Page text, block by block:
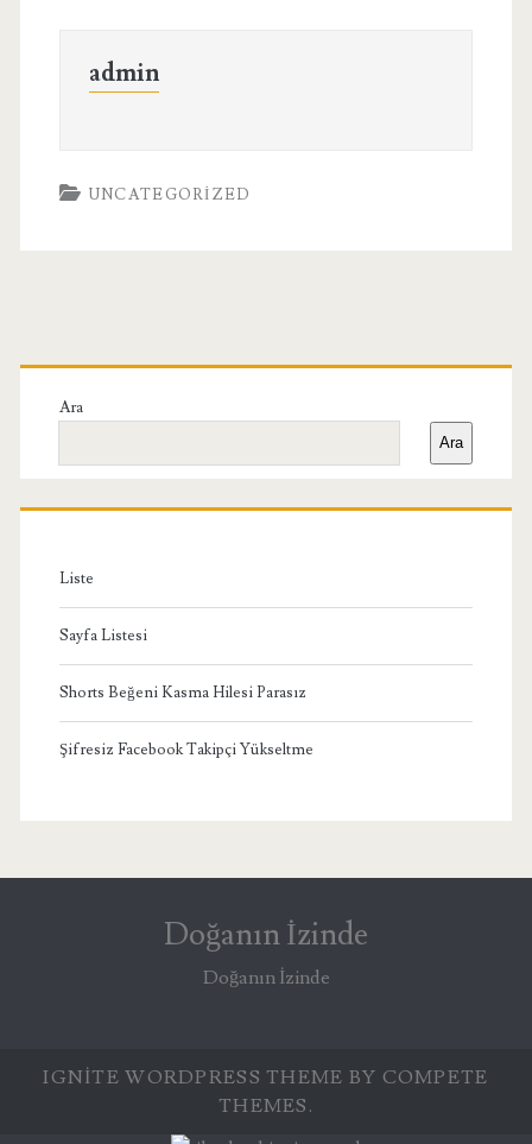
admin
UNCATEGORIZED
Birincil
Yan
Menü
Ara
Ara
Liste
Sayfa Listesi
Shorts Beğeni Kasma Hilesi Parasız
Şifresiz Facebook Takipçi Yükseltme
Doğanın İzinde
Doğanın İzinde
IGNITE WORDPRESS THEME BY COMPETE
THEMES.